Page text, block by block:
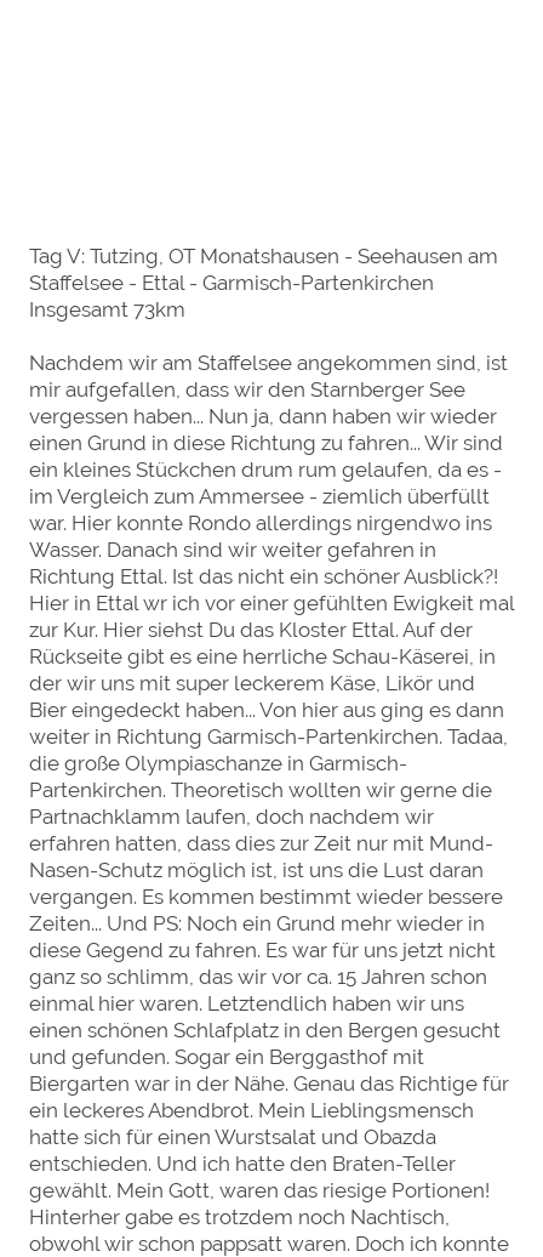
Tag V: Tutzing, OT Monatshausen - Seehausen am
Staffelsee - Ettal - Garmisch-Partenkirchen
Insgesamt 73km
Nachdem wir am Staffelsee angekommen sind, ist
mir aufgefallen, dass wir den Starnberger See
vergessen haben... Nun ja, dann haben wir wieder
einen Grund in diese Richtung zu fahren... Wir sind
ein kleines Stückchen drum rum gelaufen, da es -
im Vergleich zum Ammersee - ziemlich überfüllt
war. Hier konnte Rondo allerdings nirgendwo ins
Wasser. Danach sind wir weiter gefahren in
Richtung Ettal. Ist das nicht ein schöner Ausblick?!
Hier in Ettal wr ich vor einer gefühlten Ewigkeit mal
zur Kur. Hier siehst Du das Kloster Ettal. Auf der
Rückseite gibt es eine herrliche Schau-Käserei, in
der wir uns mit super leckerem Käse, Likör und
Bier eingedeckt haben... Von hier aus ging es dann
weiter in Richtung Garmisch-Partenkirchen. Tadaa,
die große Olympiaschanze in Garmisch-
Partenkirchen. Theoretisch wollten wir gerne die
Partnachklamm laufen, doch nachdem wir
erfahren hatten, dass dies zur Zeit nur mit Mund-
Nasen-Schutz möglich ist, ist uns die Lust daran
vergangen. Es kommen bestimmt wieder bessere
Zeiten... Und PS: Noch ein Grund mehr wieder in
diese Gegend zu fahren. Es war für uns jetzt nicht
ganz so schlimm, das wir vor ca. 15 Jahren schon
einmal hier waren. Letztendlich haben wir uns
einen schönen Schlafplatz in den Bergen gesucht
und gefunden. Sogar ein Berggasthof mit
Biergarten war in der Nähe. Genau das Richtige für
ein leckeres Abendbrot. Mein Lieblingsmensch
hatte sich für einen Wurstsalat und Obazda
entschieden. Und ich hatte den Braten-Teller
gewählt. Mein Gott, waren das riesige Portionen!
Hinterher gabe es trotzdem noch Nachtisch,
obwohl wir schon pappsatt waren. Doch ich konnte